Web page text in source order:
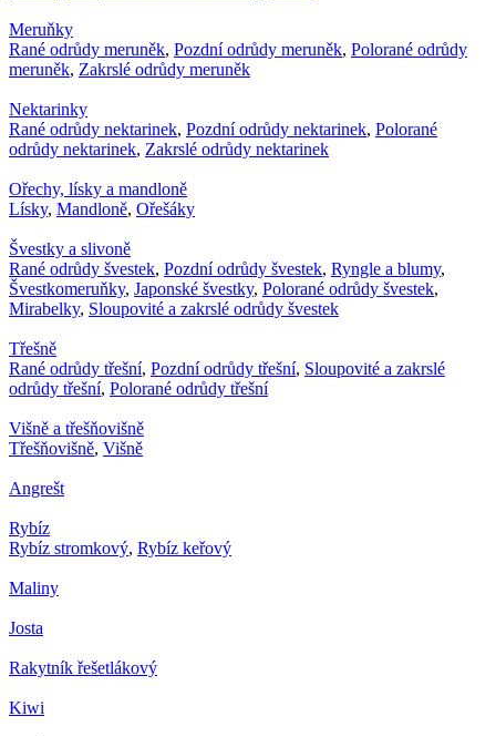
Meruňky
Rané odrůdy meruněk, Pozdní odrůdy meruněk, Polorané odrůdy
meruněk, Zakrslé odrůdy meruněk
Nektarinky
Rané odrůdy nektarinek, Pozdní odrůdy nektarinek, Polorané
odrůdy nektarinek, Zakrslé odrůdy nektarinek
Ořechy, lísky a mandloně
Lísky, Mandloně, Ořešáky
Švestky a slivoně
Rané odrůdy švestek, Pozdní odrůdy švestek, Ryngle a blumy,
Švestkomeruňky, Japonské švestky, Polorané odrůdy švestek,
Mirabelky, Sloupovité a zakrslé odrůdy švestek
Třešně
Rané odrůdy třešní, Pozdní odrůdy třešní, Sloupovité a zakrslé
odrůdy třešní, Polorané odrůdy třešní
Višně a třešňovišně
Třešňovišně, Višně
Angrešt
Rybíz
Rybíz stromkový, Rybíz keřový
Maliny
Josta
Rakytník řešetlákový
Kiwi